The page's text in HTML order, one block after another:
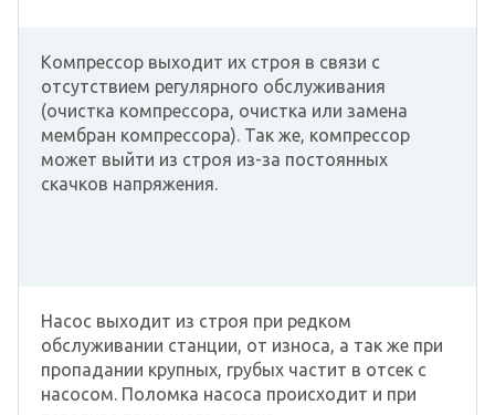
Компрессор выходит их строя в связи с
отсутствием регулярного обслуживания
(очистка компрессора, очистка или замена
мембран компрессора). Так же, компрессор
может выйти из строя из-за постоянных
скачков напряжения.
Насос выходит из строя при редком
обслуживании станции, от износа, а так же при
пропадании крупных, грубых частит в отсек с
насосом. Поломка насоса происходит и при